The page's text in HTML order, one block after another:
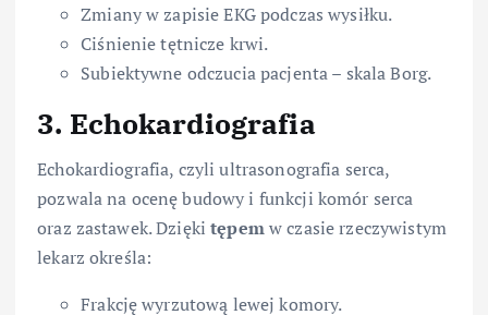
Zmiany w zapisie EKG podczas wysiłku.
Ciśnienie tętnicze krwi.
Subiektywne odczucia pacjenta – skala Borg.
3. Echokardiografia
Echokardiografia, czyli ultrasonografia serca,
pozwala na ocenę budowy i funkcji komór serca
oraz zastawek. Dziękitępemw czasie rzeczywistym
lekarz określa:
Frakcję wyrzutową lewej komory.